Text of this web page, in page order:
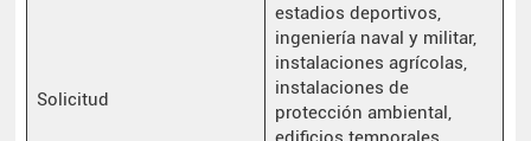
Solicitud
estadios deportivos,
ingeniería naval y militar,
instalaciones agrícolas,
instalaciones de
protección ambiental,